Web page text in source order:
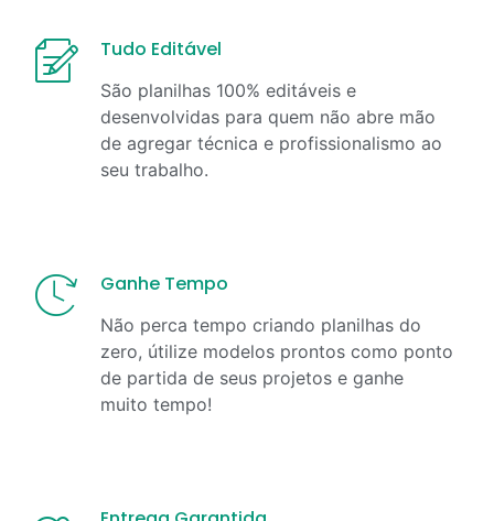
Tudo Editável
São planilhas 100% editáveis e
desenvolvidas para quem não abre mão
de agregar técnica e profissionalismo ao
seu trabalho.
Ganhe Tempo
Não perca tempo criando planilhas do
zero, útilize modelos prontos como ponto
de partida de seus projetos e ganhe
muito tempo!